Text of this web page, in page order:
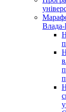
Влада-